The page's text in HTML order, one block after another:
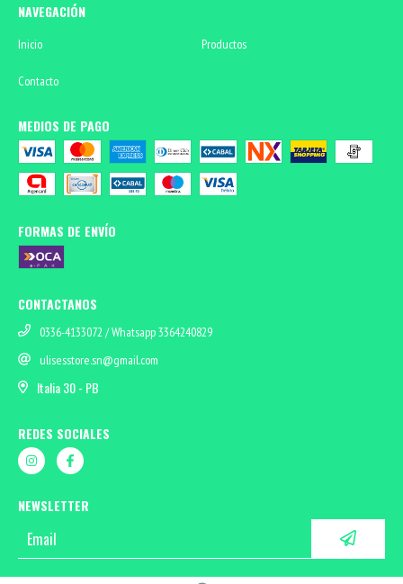
NAVEGACIÓN
Inicio Productos
Contacto
MEDIOS DE PAGO
FORMAS DE ENVÍO
CONTACTANOS
0336-4133072 / Whatsapp 3364240829
ulisesstore.sn@gmail.com
Italia 30 - PB
REDES SOCIALES
NEWSLETTER